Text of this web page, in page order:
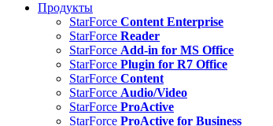
Продукты
StarForce Content Enterprise
StarForce Reader
StarForce Add-in for MS Office
StarForce Plugin for R7 Office
StarForce Content
StarForce Audio/Video
StarForce ProActive
StarForce ProActive for Business